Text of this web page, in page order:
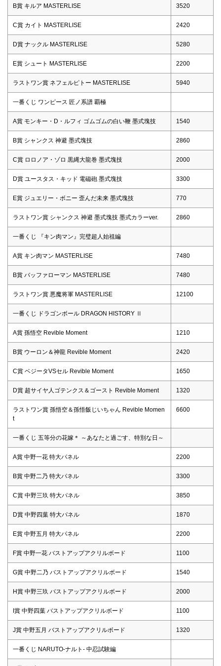
B賞 キルア MASTERLISE 3520
C賞 カイト MASTERLISE 2420
D賞 ナックル MASTERLISE 5280
E賞 シュート MASTERLISE 2200
ラストワン賞 ネフェルピトー MASTERLISE 5940
一番くじ ワンピース 匠ノ系譜 覇極
A賞 モンキー・D・ルフィ ゴムゴムの白い鞭 墨式塊技 1540
B賞 シャンクス 神避 墨式塊技 2860
C賞 ロロノア・ゾロ 黒縄大龍巻 墨式塊技 2000
D賞 ユースタス・キッド 電磁砲 墨式塊技 3300
E賞 ジュエリー・ボニー 歪んだ未来 墨式塊技 770
ラストワン賞 シャンクス 神避 墨式塊技 墨式カラーver. 2860
一番くじ 『キン肉マン』完璧超人始祖編
A賞 キン肉マン MASTERLISE 7480
B賞 バッファローマン MASTERLISE 7480
ラストワン賞 悪魔将軍 MASTERLISE 12100
一番くじ ドラゴンボール DRAGON HISTORY Ⅱ
A賞 孫悟空 Revible Moment 1210
B賞 ウーロン＆神龍 Revible Moment 2420
C賞 ベジータVSセル Revible Moment 1650
D賞 超サイヤ人ゴテンクス＆ゴースト Revible Moment 1320
ラストワン賞 孫悟空＆孫悟飯じいちゃん Revible Momen
t
6600
一番くじ 五等分の花嫁＊ ～あなたと過ごす、特別な日～
A賞 中野一花 特大パネル 2200
B賞 中野二乃 特大パネル 3300
C賞 中野三玖 特大パネル 3850
D賞 中野四葉 特大パネル 1870
E賞 中野五月 特大パネル 2200
F賞 中野一花 バストアップアクリルボード 1100
G賞 中野二乃 バストアップアクリルボード 1540
H賞 中野三玖 バストアップアクリルボード 2000
I賞 中野四葉 バストアップアクリルボード 1100
J賞 中野五月 バストアップアクリルボード 1320
一番くじ NARUTO-ナルト- 中忍試験編